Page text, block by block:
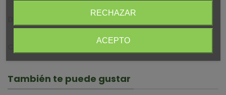
Detalles del producto
También te puede gustar
RECHAZAR
ACEPTO